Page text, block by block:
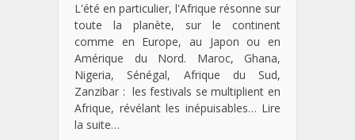
L'été en particulier, l'Afrique résonne sur
toute la planète, sur le continent
comme en Europe, au Japon ou en
Amérique du Nord. Maroc, Ghana,
Nigeria, Sénégal, Afrique du Sud,
Zanzibar : les festivals se multiplient en
Afrique, révélant les inépuisables… Lire
la suite…